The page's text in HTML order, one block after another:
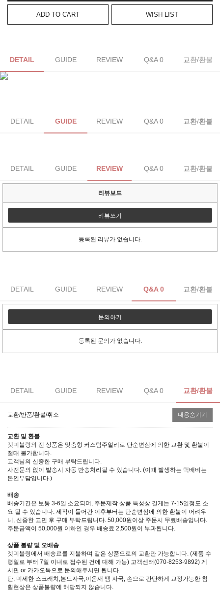
ADD TO CART WISH LIST
DETAIL GUIDE REVIEW Q&A 0 교환/환불
DETAIL GUIDE REVIEW Q&A 0 교환/환불
DETAIL GUIDE REVIEW Q&A 0 교환/환불
리뷰보드
리뷰쓰기
등록된 리뷰가 없습니다.
DETAIL GUIDE REVIEW Q&A 0 교환/환불
문의하기
등록된 문의가 없습니다.
DETAIL GUIDE REVIEW Q&A 0 교환/환불
교환/반품/환불/취소 내용숨기기
교환 및 환불
겟미블링의 전 상품은 맞춤형 커스텀주얼리로 단순변심에 의한 교환 및 환불이
절대 불가합니다.
고객님의 신중한 구매 부탁드립니다.
사전문의 없이 발송시 자동 반송처리될 수 있습니다. (이때 발생하는 택배비는
본인부담입니다.)
배송
배송기간은 보통 3-6일 소요되며, 주문제작 상품 특성상 길게는 7-15일정도 소
요 될 수 있습니다. 제작이 들어간 이후부터는 단순변심에 의한 환불이 어려우
니, 신중한 고민 후 구매 부탁드립니다. 50,000원이상 주문시 무료배송입니다.
주문금액이 50,000원 이하인 경우 배송료 2,500원이 부과됩니다.
상품 불량 및 오배송
겟미블링에서 배송료를 지불하며 같은 상품으로의 교환만 가능합니다. (제품 수
령일로 부터 7일 이내로 접수된 건에 대해 가능) 고객센터(070-8253-9892) 게
시판 or 카카오톡으로 문의해주시면 됩니다.
단, 미세한 스크래치,본드자국,이음새 땜 자국, 손으로 간단하게 교정가능한 침
휨현상은 상품불량에 해당되지 않습니다.